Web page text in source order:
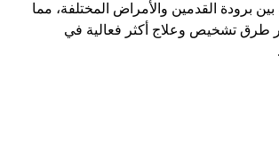
برودة القدمين والأمراض المختلفة، مما
طرق تشخيص وعلاج أكثر فعالية في